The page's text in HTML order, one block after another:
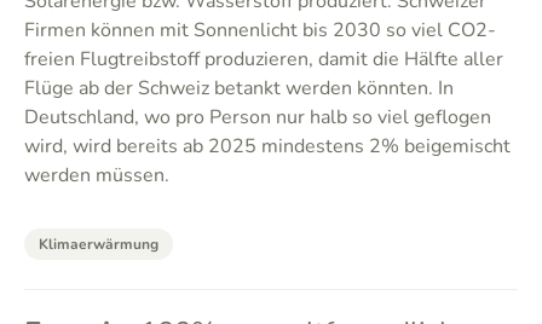
Firmen können mit Sonnenlicht bis 2030 so viel CO2-
freien Flugtreibstoff produzieren, damit die Hälfte aller
Flüge ab der Schweiz betankt werden könnten. In
Deutschland, wo pro Person nur halb so viel geflogen
wird, wird bereits ab 2025 mindestens 2% beigemischt
werden müssen.
Klimaerwärmung